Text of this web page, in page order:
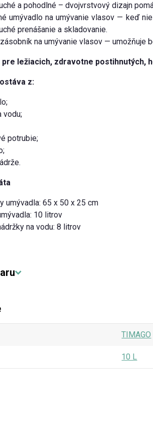
a pohodlné – dvojvrstvový dizajn
umývadlo na umývanie vlasov — keď
prenášanie a skladovanie.
zásobník na umývanie vlasov —
pre ležiacich, zdravotne postihnutých,
z:
vodu;
potrubie;
umývadla: 65 x 50 x 25 cm
10 litrov
na vodu: 8 litrov
TIMAGO
10 L